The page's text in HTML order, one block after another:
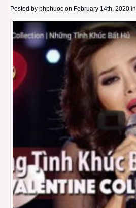
Posted by phphuoc on February 14th, 2020 in